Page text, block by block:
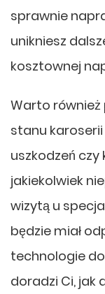
sprawnie
unikniesz
kosztownej
Warto
stanu
uszkodzeń czy
jakiekolwiek
wizytą u
będzie miał
technologie
doradzi Ci, jak